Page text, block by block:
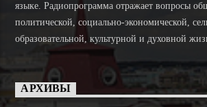
языке. Радиопрограмма отражает вопросы
политической, социально-экономической,
образовательной, культурной и духовной
АРХИВЫ